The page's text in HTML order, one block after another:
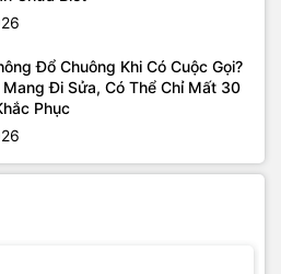
Đổ Chuông Khi Có Cuộc Gọi?
Đi Sửa, Có Thể Chỉ Mất 30
Phục